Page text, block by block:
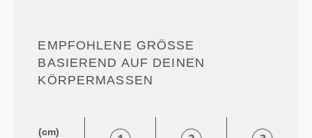
EMPFOHLENE GRÖSSE B
ASIEREND AUF DEINEN K
ÖRPERMASSEN
(cm)